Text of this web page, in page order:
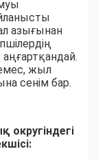
азығынан
жыл
сенім бар.